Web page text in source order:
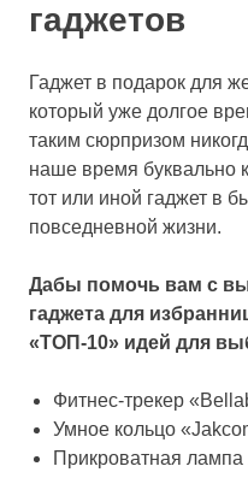
гаджетов
Гаджет в подарок для
который уже долгое
таким сюрпризом
наше время буквально
тот или иной гаджет в
повседневной жизни.
Дабы помочь вам с
гаджета для
«ТОП-10» идей для
Фитнес-трекер
Умное кольцо
Прикроватная